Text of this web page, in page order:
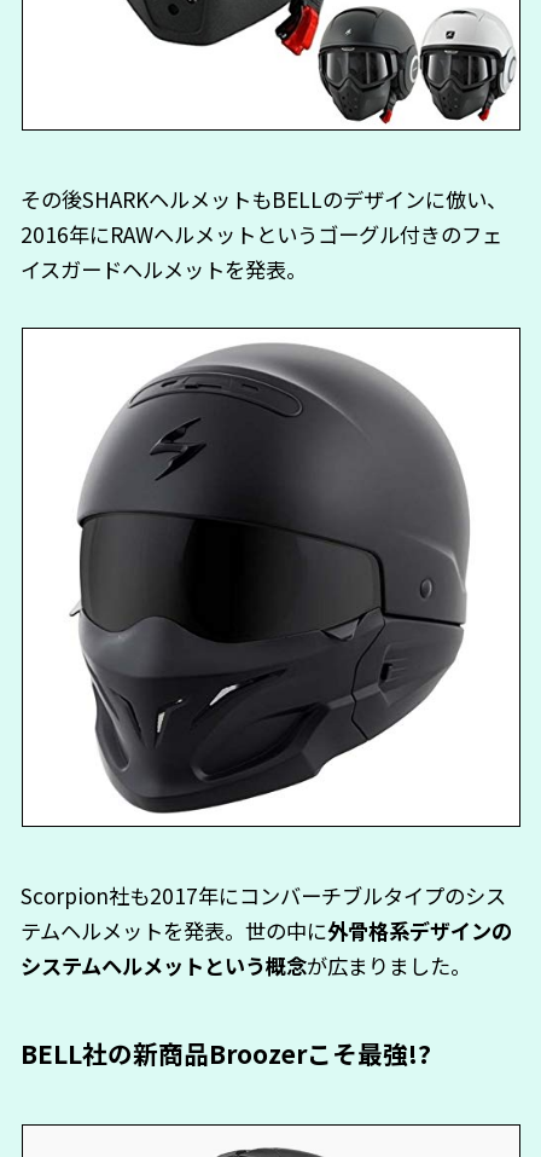
その後SHARKヘルメットもBELLのデザインに倣い、
2016年にRAWヘルメットというゴーグル付きのフェ
イスガードヘルメットを発表。
Scorpion社も2017年にコンバーチブルタイプのシス
テムヘルメットを発表。世の中に外骨格系デザインの
システムヘルメットという概念が広まりました。
BELL社の新商品Broozerこそ最強!?